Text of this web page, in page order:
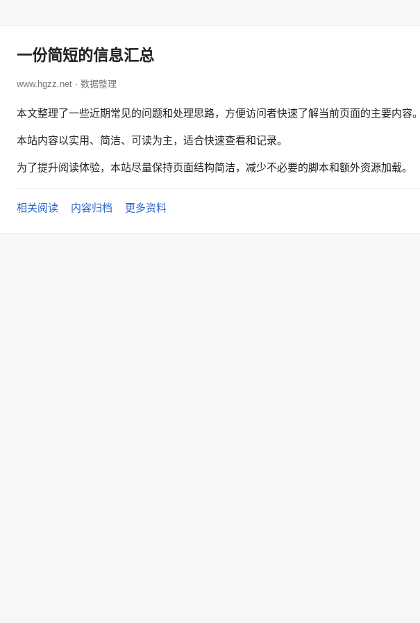
一份简短的信息汇总
www.hgzz.net · 数据整理
本文整理了一些近期常见的问题和处理思路，方便访问者快速了解当前页面的主要内容。
本站内容以实用、简洁、可读为主，适合快速查看和记录。
为了提升阅读体验，本站尽量保持页面结构简洁，减少不必要的脚本和额外资源加载。
相关阅读 内容归档 更多资料